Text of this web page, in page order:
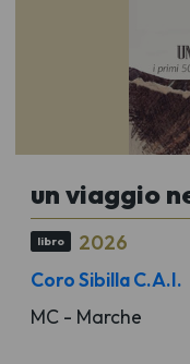
un viaggio
libro
2026
Coro Sibilla C.A.I.
MC - Marche